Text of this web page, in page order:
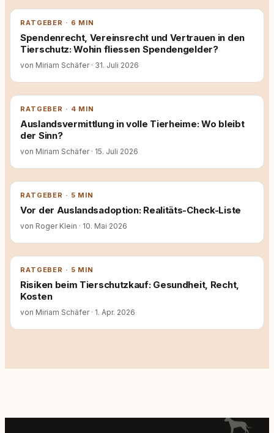
RATGEBER · 6 MIN
Spendenrecht, Vereinsrecht und Vertrauen in den
Tierschutz: Wohin fliessen Spendengelder?
von Miriam Schäfer · 31. Juli 2026
RATGEBER · 4 MIN
Auslandsvermittlung in volle Tierheime: Wo bleibt
der Sinn?
von Miriam Schäfer · 15. Juli 2026
RATGEBER · 5 MIN
Vor der Auslandsadoption: Realitäts-Check-Liste
von Roger Klein · 10. Mai 2026
RATGEBER · 5 MIN
Risiken beim Tierschutzkauf: Gesundheit, Recht,
Kosten
von Miriam Schäfer · 1. Apr. 2026